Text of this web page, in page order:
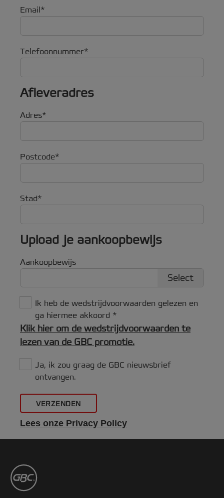
Email
Telefoonnummer
Afleveradres
Adres
Postcode
Stad
Upload je aankoopbewijs
Aankoopbewijs
Select
Ik heb de wedstrijdvoorwaarden gelezen en
ga hiermee akkoord
Klik hier om de wedstrijdvoorwaarden te
lezen van de GBC promotie.
Ja, ik zou graag de GBC nieuwsbrief
ontvangen.
VERZENDEN
Lees onze Privacy Policy